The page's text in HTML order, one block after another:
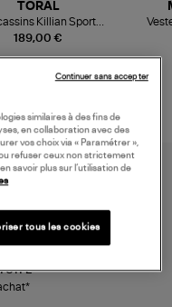
189,00 €
TORAL
Killian Sport
Mousse
similaires à des fins de
en collaboration avec des
vos choix via « Paramétrer »,
refuser ceux non strictement
savoir plus sur l’utilisation de
tous les cookies
Continuer sans accepter